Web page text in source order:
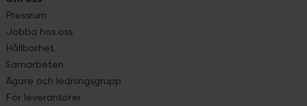
Pressrum
Jobba hos oss
Hållbarhet
Samarbeten
Ägare och ledningsgrupp
För leverantörer